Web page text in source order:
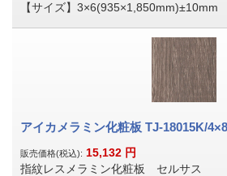
【サイズ】
アイカメラミン化粧板 TJ-18015K/4×8
販売価格(税込): 15,132 円
指紋レスメラミン化粧板 セルサス